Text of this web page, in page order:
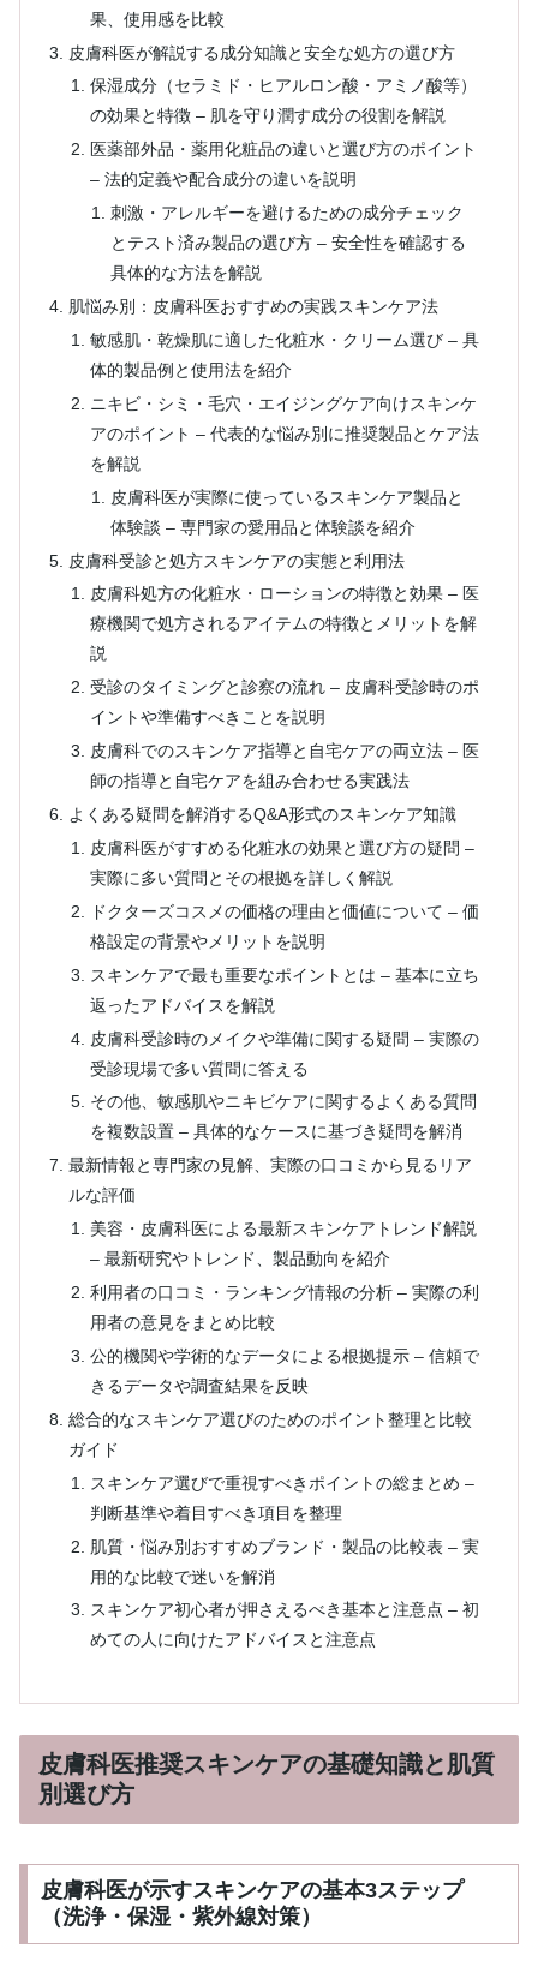
果、使用感を比較
皮膚科医が解説する成分知識と安全な処方の選び方
保湿成分（セラミド・ヒアルロン酸・アミノ酸等）
の効果と特徴 – 肌を守り潤す成分の役割を解説
医薬部外品・薬用化粧品の違いと選び方のポイント
– 法的定義や配合成分の違いを説明
刺激・アレルギーを避けるための成分チェック
とテスト済み製品の選び方 – 安全性を確認する
具体的な方法を解説
肌悩み別：皮膚科医おすすめの実践スキンケア法
敏感肌・乾燥肌に適した化粧水・クリーム選び – 具
体的製品例と使用法を紹介
ニキビ・シミ・毛穴・エイジングケア向けスキンケ
アのポイント – 代表的な悩み別に推奨製品とケア法
を解説
皮膚科医が実際に使っているスキンケア製品と
体験談 – 専門家の愛用品と体験談を紹介
皮膚科受診と処方スキンケアの実態と利用法
皮膚科処方の化粧水・ローションの特徴と効果 – 医
療機関で処方されるアイテムの特徴とメリットを解
説
受診のタイミングと診察の流れ – 皮膚科受診時のポ
イントや準備すべきことを説明
皮膚科でのスキンケア指導と自宅ケアの両立法 – 医
師の指導と自宅ケアを組み合わせる実践法
よくある疑問を解消するQ&A形式のスキンケア知識
皮膚科医がすすめる化粧水の効果と選び方の疑問 –
実際に多い質問とその根拠を詳しく解説
ドクターズコスメの価格の理由と価値について – 価
格設定の背景やメリットを説明
スキンケアで最も重要なポイントとは – 基本に立ち
返ったアドバイスを解説
皮膚科受診時のメイクや準備に関する疑問 – 実際の
受診現場で多い質問に答える
その他、敏感肌やニキビケアに関するよくある質問
を複数設置 – 具体的なケースに基づき疑問を解消
最新情報と専門家の見解、実際の口コミから見るリア
ルな評価
美容・皮膚科医による最新スキンケアトレンド解説
– 最新研究やトレンド、製品動向を紹介
利用者の口コミ・ランキング情報の分析 – 実際の利
用者の意見をまとめ比較
公的機関や学術的なデータによる根拠提示 – 信頼で
きるデータや調査結果を反映
総合的なスキンケア選びのためのポイント整理と比較
ガイド
スキンケア選びで重視すべきポイントの総まとめ –
判断基準や着目すべき項目を整理
肌質・悩み別おすすめブランド・製品の比較表 – 実
用的な比較で迷いを解消
スキンケア初心者が押さえるべき基本と注意点 – 初
めての人に向けたアドバイスと注意点
皮膚科医推奨スキンケアの基礎知識と肌質
別選び方
皮膚科医が示すスキンケアの基本3ステップ
（洗浄・保湿・紫外線対策）